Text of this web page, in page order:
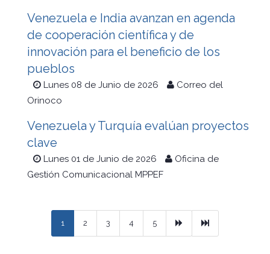
Venezuela e India avanzan en agenda
de cooperación científica y de
innovación para el beneficio de los
pueblos
Lunes 08 de Junio de 2026
Correo del
Orinoco
Venezuela y Turquía evalúan proyectos
clave
Lunes 01 de Junio de 2026
Oficina de
Gestión Comunicacional MPPEF
1 2 3 4 5 Ultimo